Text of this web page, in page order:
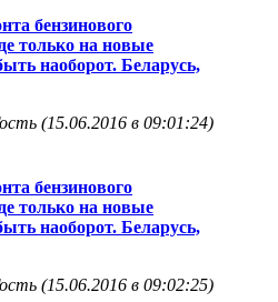
бензинового
только на новые
наоборот. Беларусь,
(15.06.2016 в 09:01:24)
бензинового
только на новые
наоборот. Беларусь,
(15.06.2016 в 09:02:25)